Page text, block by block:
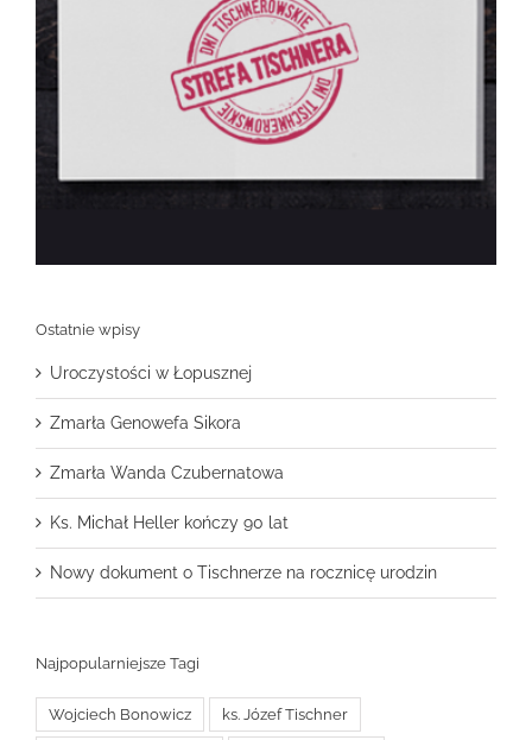
Ostatnie wpisy
Uroczystości w Łopusznej
Zmarła Genowefa Sikora
Zmarła Wanda Czubernatowa
Ks. Michał Heller kończy 90 lat
Nowy dokument o Tischnerze na rocznicę urodzin
Najpopularniejsze Tagi
Wojciech Bonowicz ks. Józef Tischner